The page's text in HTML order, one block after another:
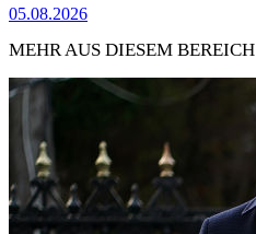
05.08.2026
MEHR AUS DIESEM BEREICH